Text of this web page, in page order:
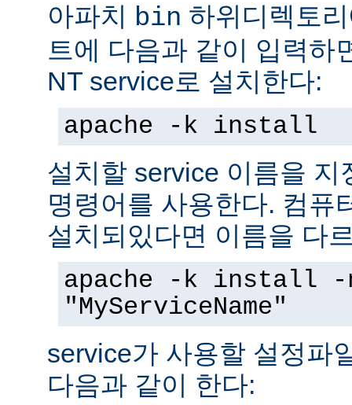
아파치 bin 하위디렉토
트에 다음과 같이 입력하
NT service로 설치한다:
apache -k install
설치할 service 이름을 지
명령어를 사용한다. 컴퓨
설치되있다면 이름을 다
apache -k install -
"MyServiceName"
service가 사용할 설정파
다음과 같이 한다: